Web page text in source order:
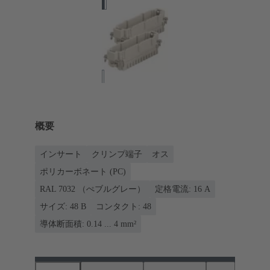
概要
インサート クリンプ端子
オス
ポリカーボネート (PC)
RAL 7032 （ぺブルグレー）
定格電流: ‌16 A
サイズ: 48 B
コンタクト: 48
導体断面積: 0.14 ... 4 mm²